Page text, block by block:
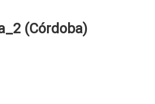
(Córdoba)